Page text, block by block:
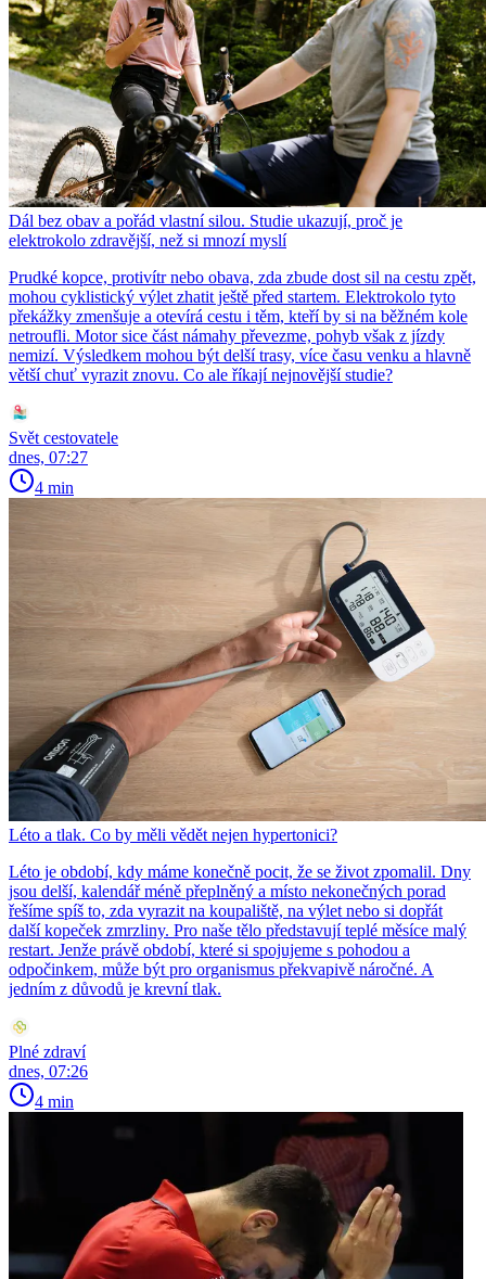
Dál bez obav a pořád vlastní silou. Studie ukazují, proč je
elektrokolo zdravější, než si mnozí myslí
Prudké kopce, protivítr nebo obava, zda zbude dost sil na cestu zpět,
mohou cyklistický výlet zhatit ještě před startem. Elektrokolo tyto
překážky zmenšuje a otevírá cestu i těm, kteří by si na běžném kole
netroufli. Motor sice část námahy převezme, pohyb však z jízdy
nemizí. Výsledkem mohou být delší trasy, více času venku a hlavně
větší chuť vyrazit znovu. Co ale říkají nejnovější studie?
Svět cestovatele
dnes, 07:27
4 min
Léto a tlak. Co by měli vědět nejen hypertonici?
Léto je období, kdy máme konečně pocit, že se život zpomalil. Dny
jsou delší, kalendář méně přeplněný a místo nekonečných porad
řešíme spíš to, zda vyrazit na koupaliště, na výlet nebo si dopřát
další kopeček zmrzliny. Pro naše tělo představují teplé měsíce malý
restart. Jenže právě období, které si spojujeme s pohodou a
odpočinkem, může být pro organismus překvapivě náročné. A
jedním z důvodů je krevní tlak.
Plné zdraví
dnes, 07:26
4 min